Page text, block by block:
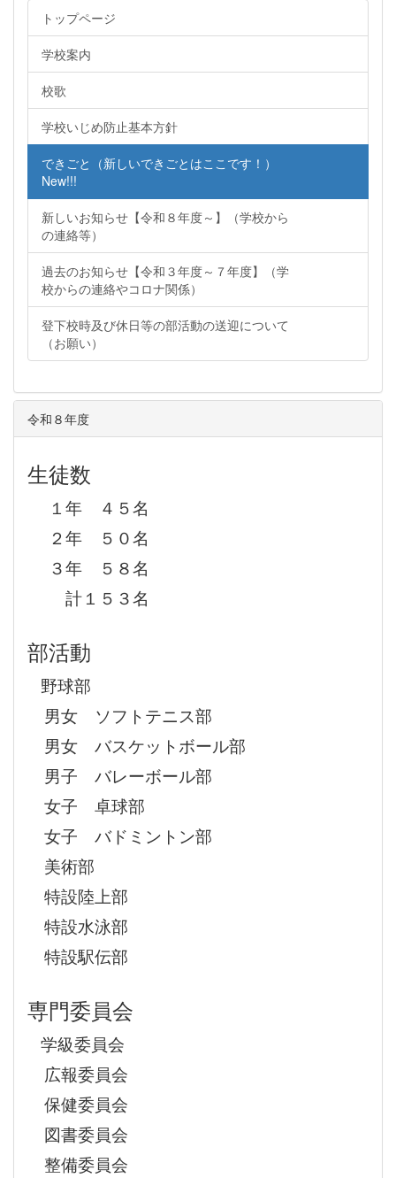
トップページ
学校案内
校歌
学校いじめ防止基本方針
できごと（新しいできごとはここです！）
New!!!
新しいお知らせ【令和８年度～】（学校から
の連絡等）
過去のお知らせ【令和３年度～７年度】（学
校からの連絡やコロナ関係）
登下校時及び休日等の部活動の送迎について
（お願い）
令和８年度
生徒数
１年 ４５名
２年 ５０名
３年 ５８名
計１５３名
部活動
野球部
男女 ソフトテニス部
男女 バスケットボール部
男子 バレーボール部
女子 卓球部
女子 バドミントン部
美術部
特設陸上部
特設水泳部
特設駅伝部
専門委員会
学級委員会
広報委員会
保健委員会
図書委員会
整備委員会